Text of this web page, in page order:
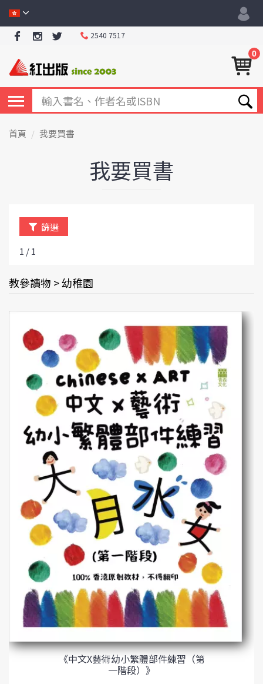
2540 7517
0
首頁 我要買書
我要買書
篩選
1 / 1
教參讀物 > 幼稚園
《中文X藝術幼小繁體部件練習（第
一階段）》